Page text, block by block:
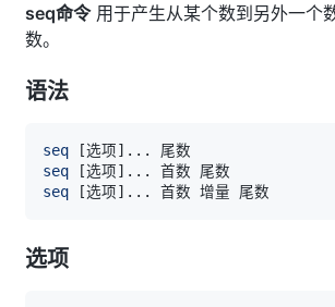
seq命令用于产生从某个数到另外一个
数。
语法
seq [选项] ..
seq
[选项] ..
seq
[选项] ..
选项